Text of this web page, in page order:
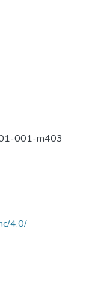
001-m403
4.0/